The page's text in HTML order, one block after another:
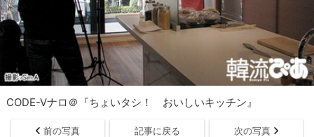
CODE-Vナロ＠『ちょいタシ！ おいしいキッチン』
前の写真 記事に戻る 次の写真